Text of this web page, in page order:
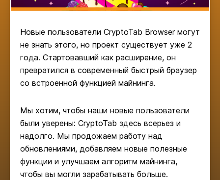
Новые пользователи CryptoTab Browser могут
не знать этого, но проект существует уже 2
года. Стартовавший как расширение, он
превратился в современный быстрый браузер
со встроенной функцией майнинга.
Мы хотим, чтобы наши новые пользователи
были уверены: CryptoTab здесь всерьез и
надолго. Мы продожаем работу над
обновлениями, добавляем новые полезные
функции и улучшаем алгоритм майнинга,
чтобы вы могли зарабатывать больше.